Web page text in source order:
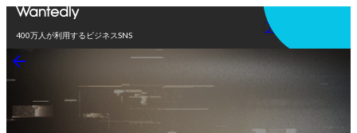
400万人が利用するビジネスSNS
アプリを使う